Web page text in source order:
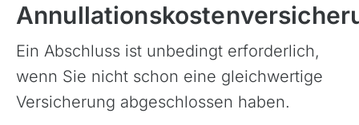
Ein Abschluss ist unbedingt erforderlich,
wenn Sie nicht schon eine gleichwertige
Versicherung abgeschlossen haben.